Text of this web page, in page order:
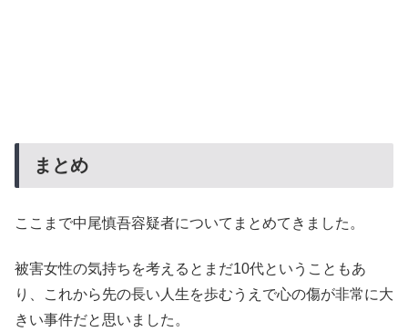
まとめ
ここまで中尾慎吾容疑者についてまとめてきました。
被害女性の気持ちを考えるとまだ10代ということもあ
り、これから先の長い人生を歩むうえで心の傷が非常に大
きい事件だと思いました。